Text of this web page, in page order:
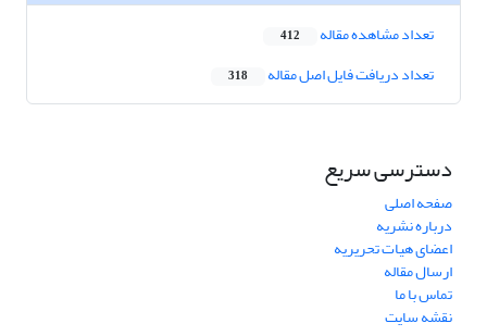
تعداد مشاهده مقاله 412
تعداد دریافت فایل اصل مقاله 318
دسترسی سریع
صفحه اصلی
درباره نشریه
اعضای هیات تحریریه
ارسال مقاله
تماس با ما
نقشه سایت